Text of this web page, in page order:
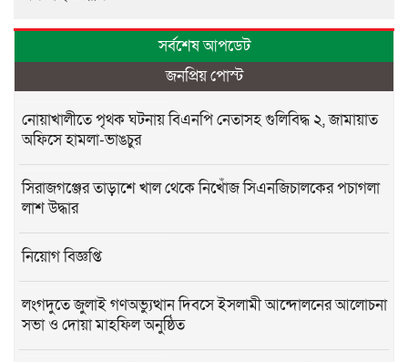
সর্বশেষ আপডেট
জনপ্রিয় পোস্ট
নোয়াখালীতে পৃথক ঘটনায় বিএনপি নেতাসহ গুলিবিদ্ধ ২, জামায়াত
অফিসে হামলা-ভাঙচুর
সিরাজগঞ্জের তাড়াশে খাল থেকে নিখোঁজ সিএনজিচালকের পচাগলা
লাশ উদ্ধার
নিয়োগ বিজ্ঞপ্তি
লংগদুতে জুলাই গণঅভ্যুত্থান দিবসে ইসলামী আন্দোলনের আলোচনা
সভা ও দোয়া মাহফিল অনুষ্ঠিত